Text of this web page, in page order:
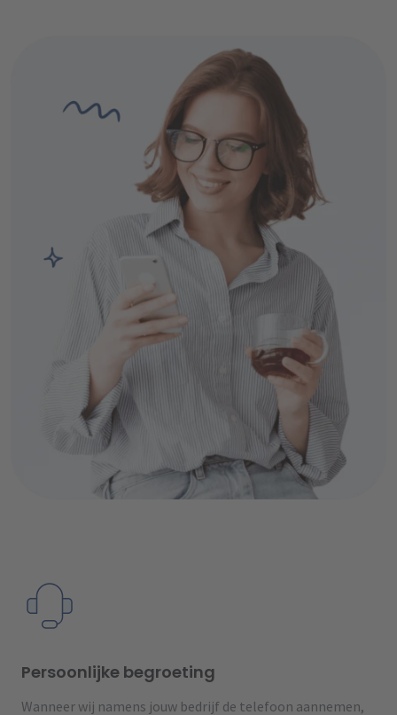
Persoonlijke begroeting
Wanneer wij namens jouw bedrijf de telefoon aannemen,